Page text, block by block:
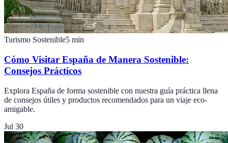
Turismo Sostenible5 min
Cómo Visitar España de Manera Sostenible:
Consejos Prácticos
Explora España de forma sostenible con nuestra guía práctica llena
de consejos útiles y productos recomendados para un viaje eco-
amigable.
Jul 30